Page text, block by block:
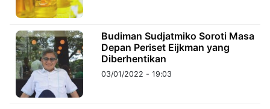
Budiman Sudjatmiko Soroti Masa
Depan Periset Eijkman yang
Diberhentikan
03/01/2022 - 19:03